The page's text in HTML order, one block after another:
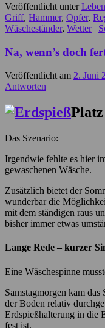
Veröffentlicht unter
Griff, Hammer, Opfer,
Wäscheständer, Wetter |
Na, wenn’s doch
Veröffentlicht am 2. Juni
Antworten
Das Szenario:
Irgendwie fehlte es hier
gewaschenen Wäsche.
Zusätzlich bietet der
wunderbar die
mit dem ständigen raus
bisher immer etwas
Lange Rede – kurzer
Eine Wäschespinne
Samstagmorgen kam
der Boden relativ
Erdspießhalterung in die
fest ist.